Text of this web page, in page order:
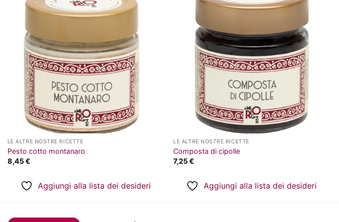
Aggiungi
LE ALTRE NOSTRE RICETTE
Pesto cotto montanaro
8,45€
Aggiungi alla lista dei desideri
Aggiungi
alla lista
dei
desideri
LE ALTRE NOSTRE RICETTE
Composta di cipolle
7,25€
Aggiungi alla lista dei desideri